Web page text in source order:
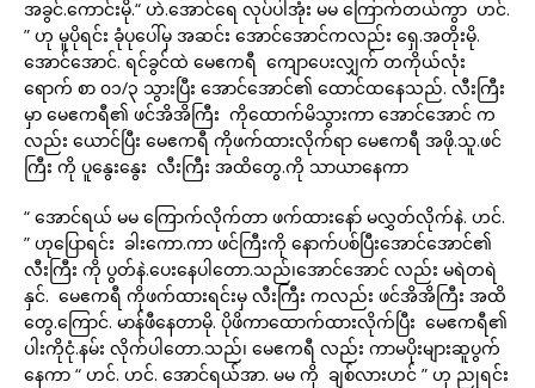
အခွင်.ကောင်းမို.“ ဟဲ.အောင်ရေ လုပ်ပါအုံး မမ ကြောက်တယ်ကွာ ဟင်.
” ဟု မူပိုရင်း ခုံပုပေါ်မှ အဆင်း အောင်အောင်ကလည်း ရှေ.အတိုးမို.
အောင်အောင်. ရင်ခွင်ထဲ မေဧကရီ ကျောပေးလျှက် တကိုယ်လုံး
ရောက် စာ ၀၁/၃ သွားပြီး အောင်အောင်၏ ထောင်ထနေသည်. လီးကြီး
မှာ မေဧကရီ၏ ဖင်အိအိကြီး ကိုထောက်မိသွားကာ အောင်အောင် က
လည်း ယောင်ပြီး မေဧကရီ ကိုဖက်ထားလိုက်ရာ မေဧကရီ အဖို.သူ.ဖင်
ကြီး ကို ပူနွေးနွေး လီးကြီး အထိတွေ.ကို သာယာနေကာ
“ အောင်ရယ် မမ ကြောက်လိုက်တာ ဖက်ထားနော် မလွှတ်လိုက်နဲ. ဟင်.
” ဟုပြောရင်း ခါးကော.ကာ ဖင်ကြီးကို နောက်ပစ်ပြီးအောင်အောင်၏
လီးကြီး ကို ပွတ်နဲ.ပေးနေပါတော.သည်၊အောင်အောင် လည်း မရဲတရဲ
နှင်. မေဧကရီ ကိုဖက်ထားရင်းမှ လီးကြီး ကလည်း ဖင်အိအိကြီး အထိ
တွေ.ကြောင်. မာန်ဖီနေတာမို. ပိုဖိကာထောက်ထားလိုက်ပြီး မေဧကရီ၏
ပါးကိုငုံ.နမ်း လိုက်ပါတော.သည်၊ မေဧကရီ လည်း ကာမပိုးများဆူပွက်
နေကာ “ ဟင်. ဟင်. အောင်ရယ်အာ. မမ ကို ချစ်လားဟင် ” ဟု ညုရင်း